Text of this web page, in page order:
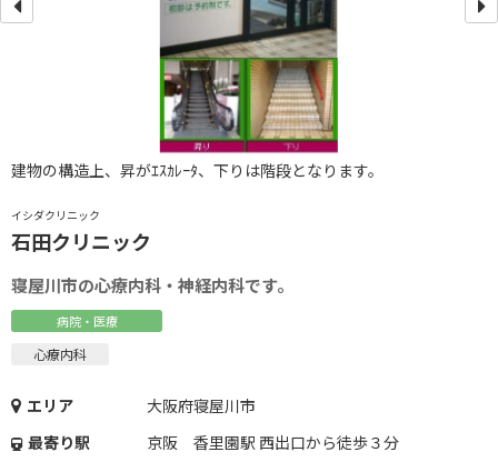
イシダクリニック
石田クリニック
寝屋川市の心療内科・神経内科です。
病院・医療
心療内科
エリア
大阪府寝屋川市
最寄り駅
京阪 香里園駅 西出口から徒歩３分
建物の構造上、昇がｴｽｶﾚｰﾀ、下りは階段となります。